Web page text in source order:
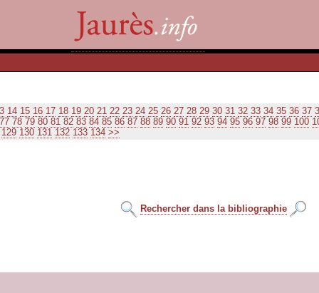
14 15 16 17 18 19 20 21 22 23 24 25 26 27 28 29 30 31 32 33 34 35 36 37
77 78 79 80 81 82 83 84 85 86 87 88 89 90 91 92 93 94 95 96 97 98 99 100
129 130 131 132 133 134 >>
Rechercher dans la bibliographie